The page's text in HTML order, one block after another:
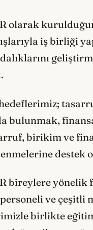
olarak
iş birliği
bulunmak,
birikim ve
destek
bireylere yönelik
ve çeşitli
birlikte